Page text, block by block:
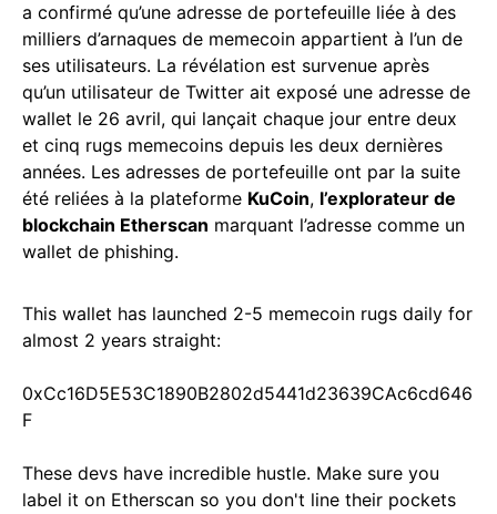
a confirmé qu’une adresse de portefeuille liée à des
milliers d’arnaques de memecoin appartient à l’un de
ses utilisateurs. La révélation est survenue après
qu’un utilisateur de Twitter ait exposé une adresse de
wallet le 26 avril, qui lançait chaque jour entre deux
et cinq rugs memecoins depuis les deux dernières
années. Les adresses de portefeuille ont par la suite
été reliées à la plateforme KuCoin, l’explorateur de
blockchain Etherscan marquant l’adresse comme un
wallet de phishing.
This wallet has launched 2-5 memecoin rugs daily for
almost 2 years straight:
0xCc16D5E53C1890B2802d5441d23639CAc6cd646
F
These devs have incredible hustle. Make sure you
label it on Etherscan so you don't line their pockets